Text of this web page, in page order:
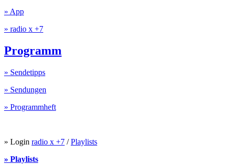
» App
» radio x +7
Programm
» Sendetipps
» Sendungen
» Programmheft
» Login radio x +7 /Playlists
» Playlists